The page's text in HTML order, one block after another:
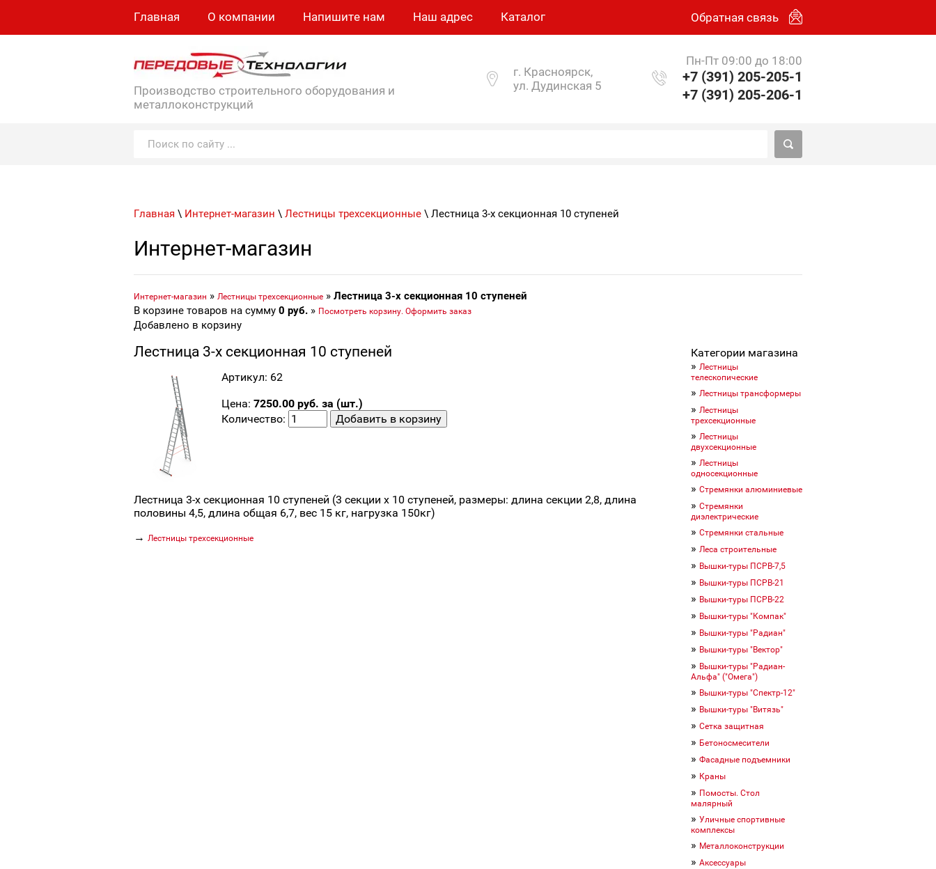
Главная О компании Напишите нам Наш адрес Каталог Обратная связь
Производство строительного оборудования и
металлоконструкций
г. Красноярск,
ул. Дудинская 5
Пн-Пт 09:00 до 18:00
+7 (391) 205-205-1
+7 (391) 205-206-1
Главная \ Интернет-магазин \ Лестницы трехсекционные \ Лестница 3-х секционная 10 ступеней
Интернет-магазин
Интернет-магазин » Лестницы трехсекционные » Лестница 3-х секционная 10 ступеней
В корзине товаров на сумму 0 руб. » Посмотреть корзину. Оформить заказ
Добавлено в корзину
Лестница 3-х секционная 10 ступеней
Артикул: 62
Цена: 7250.00 руб. за (шт.)
Количество:
Лестница 3-х секционная 10 ступеней (3 секции х 10 ступеней, размеры: длина секции 2,8, длина
половины 4,5, длина общая 6,7, вес 15 кг, нагрузка 150кг)
→ Лестницы трехсекционные
Категории магазина
» Лестницы
телескопические
» Лестницы трансформеры
» Лестницы
трехсекционные
» Лестницы
двухсекционные
» Лестницы
односекционные
» Стремянки алюминиевые
» Стремянки
диэлектрические
» Стремянки стальные
» Леса строительные
» Вышки-туры ПСРВ-7,5
» Вышки-туры ПСРВ-21
» Вышки-туры ПСРВ-22
» Вышки-туры "Компак"
» Вышки-туры "Радиан"
» Вышки-туры "Вектор"
» Вышки-туры "Радиан-
Альфа" ("Омега")
» Вышки-туры "Спектр-12"
» Вышки-туры "Витязь"
» Сетка защитная
» Бетоносмесители
» Фасадные подъемники
» Краны
» Помосты. Стол
малярный
» Уличные спортивные
комплексы
» Металлоконструкции
» Аксессуары